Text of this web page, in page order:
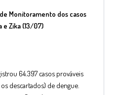
Monitoramento dos casos
e Zika (13/07)
64.397 casos prováveis
descartados) de dengue.